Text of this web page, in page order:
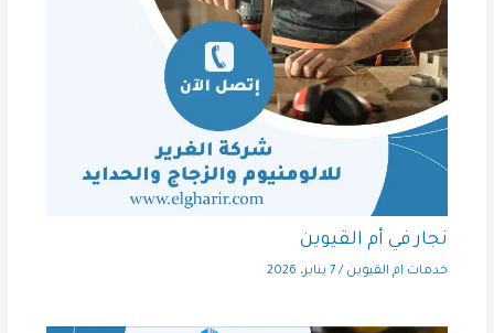
نجار في أم القيوين
خدمات ام القيوين /7 يناير، 2026